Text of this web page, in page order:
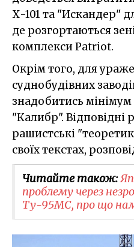
Х-101 та "Искандер"
де розгортаються
комплекси Patriot.
Окрім того, для
суднобудівних
знадобитись
"Калибр". Відповідні
рашистські
своїх текстах,
Читайте також:
проблему через
Ту-95МС, про що